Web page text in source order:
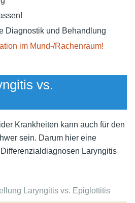
Diagnostik und Behandlung
im Mund-/Rachenraum!
vs.
Krankheiten kann auch für den
sein. Darum hier eine
Laryngitis
Laryngitis vs. Epiglottitis